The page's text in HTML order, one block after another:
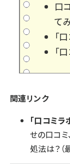
口
て
「
「
関連リンク
「口コミ
せの口コ
処法は？